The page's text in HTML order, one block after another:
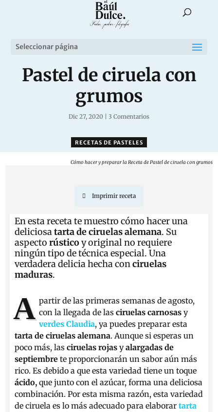
Seleccionar página
Pastel de ciruela con
grumos
Dic 27, 2020 3 Comentarios
RECETAS DE PASTELES
Cómo hacer y preparar la Receta de Pastel de ciruela con grumos
Imprimir receta
En esta receta te muestro cómo hacer una
deliciosatarta de ciruelas alemana. Su
aspectorústicoy original no requiere
ningún tipo de técnica especial. Una
verdadera delicia hecha conciruelas
maduras.
A partir de las primeras semanas de agosto,
con la llegada de las ciruelas carnosasy
verdes Claudia, ya puedes preparar esta
tarta de ciruelas alemana. Aunque si esperas un
poco más, lasciruelas rojas yalargadas de
septiembre te proporcionarán un sabor aún más
rico. Es debido a que esta variedad tiene un toque
ácido,que junto con el azúcar, forma una deliciosa
combinación. Por esta misma razón, esta variedad
de ciruela es lo más adecuado para elaborartarta